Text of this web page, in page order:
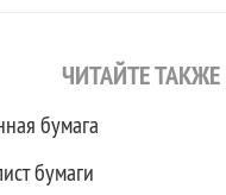
ЧИТАЙТЕ ТАКЖЕ
бумага
бумаги